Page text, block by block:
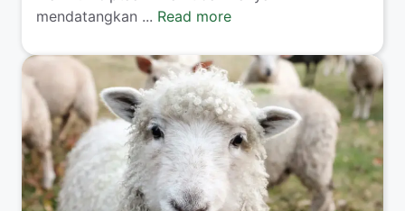
mendatangkan ... Read more